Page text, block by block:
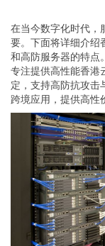
在当今数字化时代，
要。下面将详细介绍
和高防服务器的特点。
专注提供高性能香港
定，支持高防抗攻击
跨境应用，提供高性